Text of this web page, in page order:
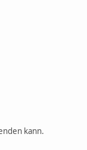
kann.